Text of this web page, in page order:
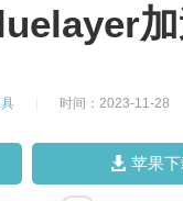
时间：2023-11-28
苹果